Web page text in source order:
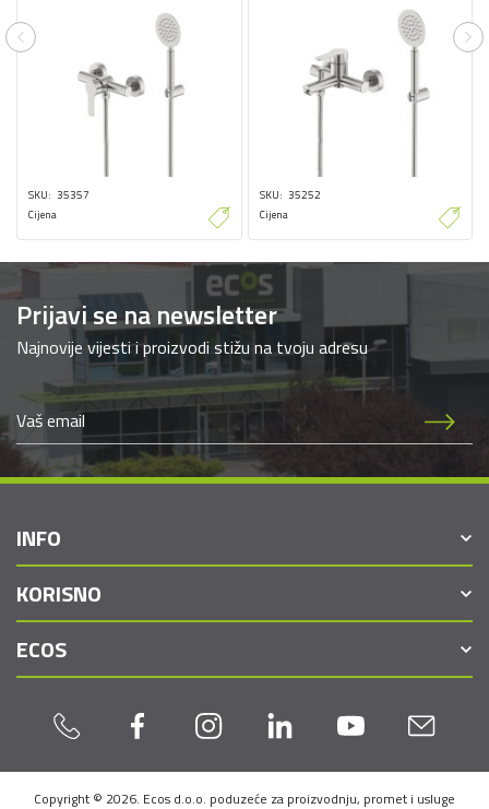
SKU 35357
Cijena
SKU 35252
Cijena
Previous
Prijavi se na newsletter
Najnovije vijesti i proizvodi stižu na tvoju adresu
INFO
KORISNO
ECOS
Copyright © 2026. Ecos d.o.o. poduzeće za proizvodnju, promet i usluge